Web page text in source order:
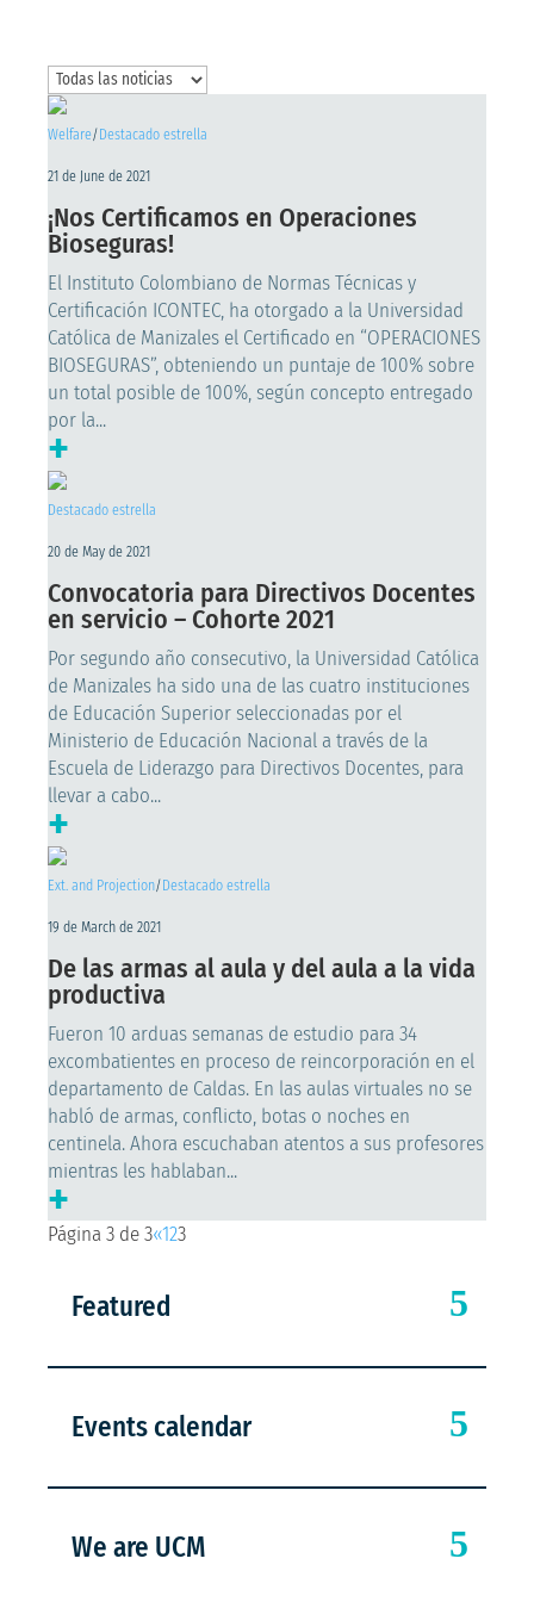
Welfare/ Destacado estrella
21 de June de 2021
¡Nos Certificamos en Operaciones
Bioseguras!
El Instituto Colombiano de Normas Técnicas y
Certificación ICONTEC, ha otorgado a la Universidad
Católica de Manizales el Certificado en “OPERACIONES
BIOSEGURAS”, obteniendo un puntaje de 100% sobre
un total posible de 100%, según concepto entregado
por la...
+
Destacado estrella
20 de May de 2021
Convocatoria para Directivos Docentes
en servicio – Cohorte 2021
Por segundo año consecutivo, la Universidad Católica
de Manizales ha sido una de las cuatro instituciones
de Educación Superior seleccionadas por el
Ministerio de Educación Nacional a través de la
Escuela de Liderazgo para Directivos Docentes, para
llevar a cabo...
+
Ext. and Projection/ Destacado estrella
19 de March de 2021
De las armas al aula y del aula a la vida
productiva
Fueron 10 arduas semanas de estudio para 34
excombatientes en proceso de reincorporación en el
departamento de Caldas. En las aulas virtuales no se
habló de armas, conflicto, botas o noches en
centinela. Ahora escuchaban atentos a sus profesores
mientras les hablaban...
+
Página 3 de 3«123
Featured
Events calendar
We are UCM